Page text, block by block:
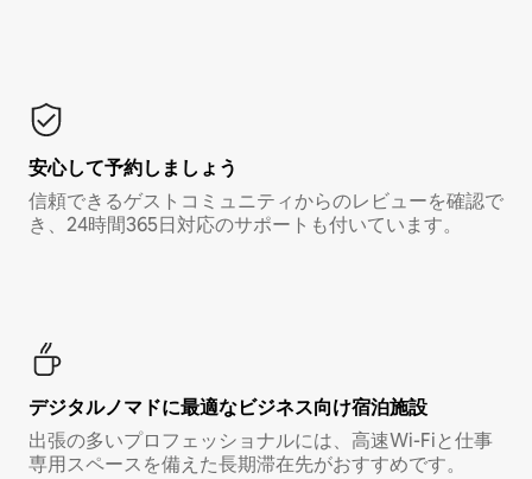
安心して予約しましょう
信頼できるゲストコミュニティからのレビューを確認で
き、24時間365日対応のサポートも付いています。
デジタルノマド⁠に最⁠適⁠なビ⁠ジ⁠ネ⁠ス⁠向⁠け宿⁠泊⁠施⁠設
出張の多いプロフェッショナルには、高速Wi-Fiと仕事
専用スペースを備えた長期滞在先がおすすめです。